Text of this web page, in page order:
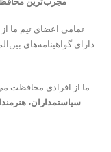
تمامی اعضای تیم ما
دارای گواهینامه‌های
ما از افرادی محافظت
سیاستمداران،